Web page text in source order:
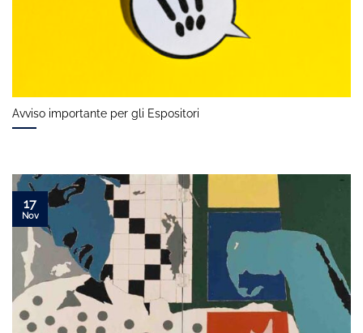
Avviso importante per gli Espositori
17
Nov